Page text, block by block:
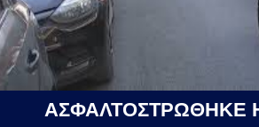
ΑΣΦΑΛΤΟΣΤΡΩΘΗΚΕ